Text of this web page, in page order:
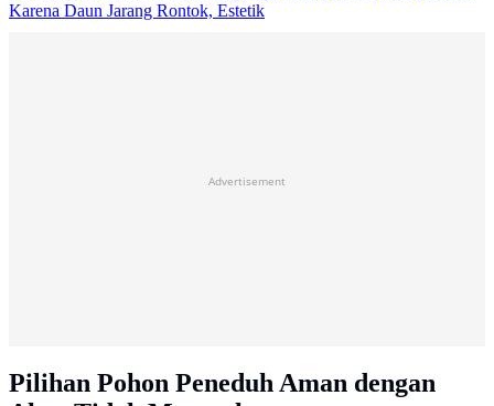
Karena Daun Jarang Rontok, Estetik
Advertisement
Pilihan Pohon Peneduh Aman dengan